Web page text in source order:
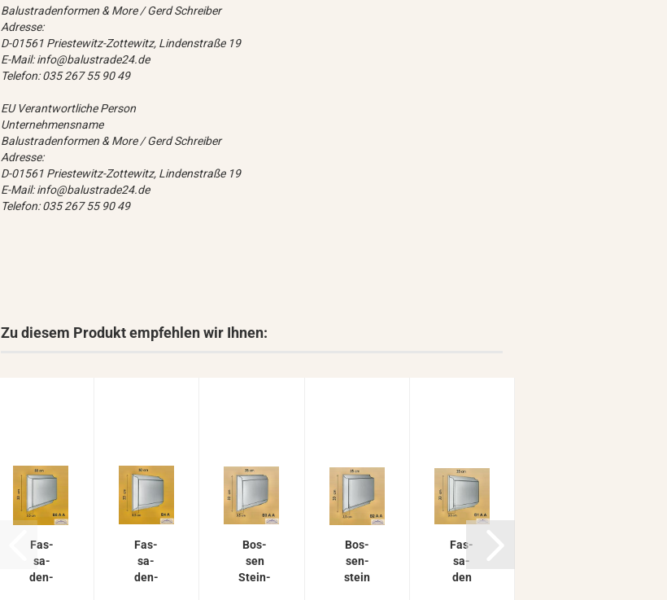
Balustradenformen & More / Gerd Schreiber
Adresse:
D-01561 Priestewitz-Zottewitz, Lindenstraße 19
E-Mail: info@balustrade24.de
Telefon: 035 267 55 90 49
EU Verantwortliche Person
Unternehmensname
Balustradenformen & More / Gerd Schreiber
Adresse:
D-01561 Priestewitz-Zottewitz, Lindenstraße 19
E-Mail: info@balustrade24.de
Telefon: 035 267 55 90 49
Zu diesem Produkt empfehlen wir Ihnen:
Fas­
sa­
den­
Fas­
sa­
den­
Bos­
sen
Stein­
Bos­
sen­
stein
Fas­
sa­
den